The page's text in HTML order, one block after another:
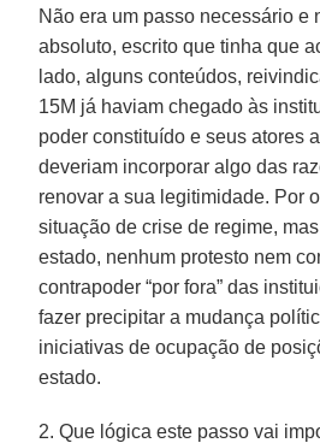
Não era um passo necessário e
absoluto, escrito que tinha que
lado, alguns conteúdos,
15M já haviam chegado às
poder constituído e seus atores
deveriam incorporar algo das
renovar a sua legitimidade. Por
situação de crise de regime,
estado, nenhum protesto nem
contrapoder “por fora” das
fazer precipitar a mudança
iniciativas de ocupação de
estado.
2. Que lógica este passo vai